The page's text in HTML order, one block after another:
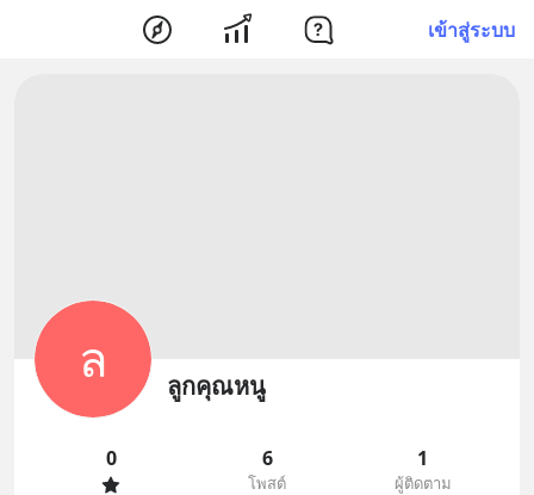
เข้าสู่ระบบ
ล ลูกคุณหนู
0 6
โพสต์
1
ผู้ติดตาม